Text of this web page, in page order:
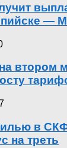
—
втором
в
на треть